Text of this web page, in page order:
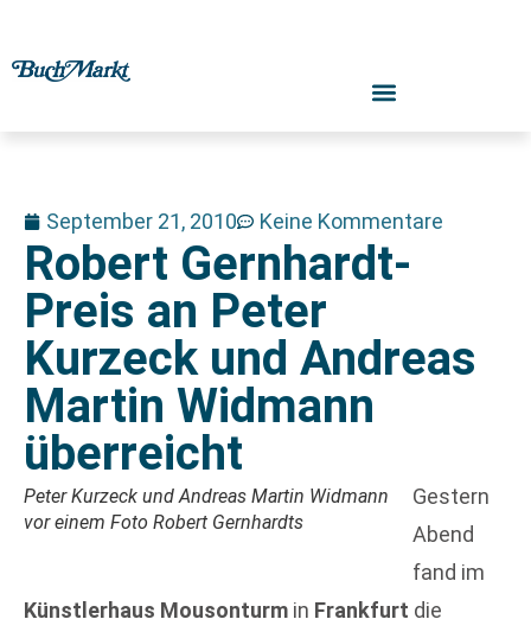
September 21, 2010 Keine Kommentare
Robert Gernhardt-
Preis an Peter
Kurzeck und Andreas
Martin Widmann
überreicht
Peter Kurzeck und Andreas Martin Widmann
vor einem Foto Robert Gernhardts
Gestern
Abend
fand im
Künstlerhaus Mousonturm in Frankfurt die